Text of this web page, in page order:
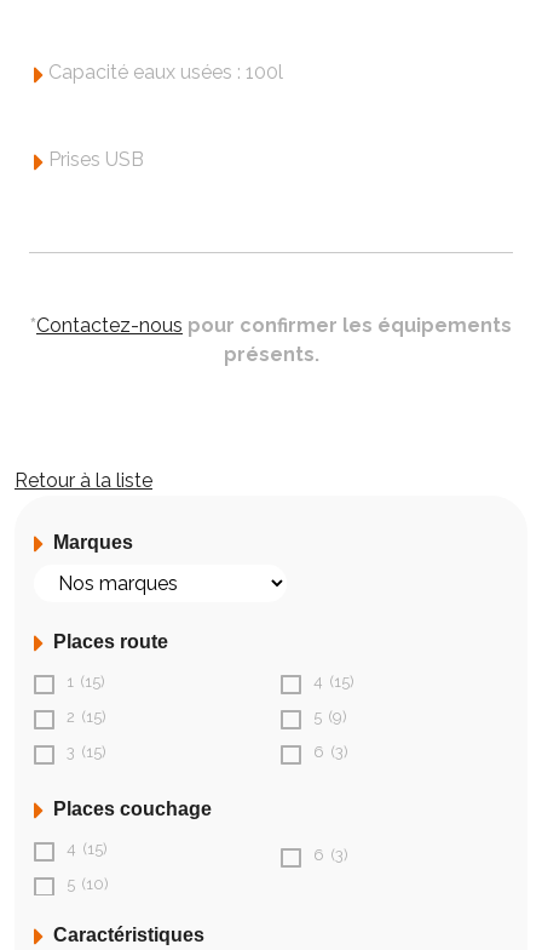
Retour à la liste
Marques
Places route
1 (15)
2 (15)
3 (15)
4 (15)
5 (9)
6 (3)
Places couchage
4 (15)
5 (10)
6 (3)
Caractéristiques
Capacité eaux usées : 100l
Prises USB
*Contactez-nous pour confirmer les équipements
présents.